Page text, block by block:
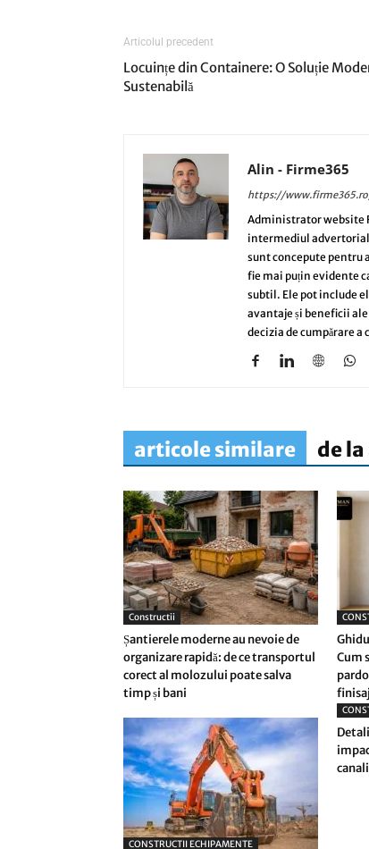
Articolul precedent
Locuințe din Containere: O Soluție
Sustenabilă
Alin - Firme365
https://
Administrator website
intermediul
sunt concepute pentru
fie mai puțin evidente
subtil. Ele pot include
avantaje și beneficii
decizia de cumpărare
articole similare de
Constructii
Șantierele moderne au nevoie de
organizare rapidă: de ce transportul
corect al molozului poate salva
timp și bani
Cum
CONSTRUCTII ECHIPAMENTE